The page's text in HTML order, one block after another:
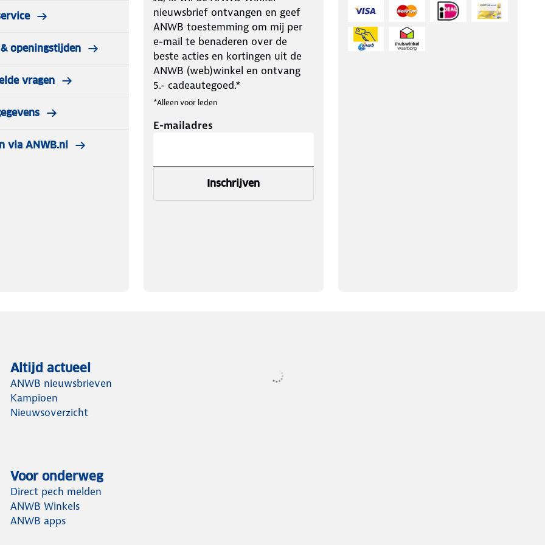
Ion batterij (output hoger dan 8A)
afdichtring en clip
openingstijden
vragen
via ANWB.nl
nieuwsbrief ontvangen en geef
ANWB toestemming om mij per
e-mail te benaderen over de
beste acties en kortingen uit de
ANWB (web)winkel en ontvang
5.- cadeautegoed.*
*Alleen voor leden
E-mailadres
Inschrijven
Altijd actueel
ANWB nieuwsbrieven
Kampioen
Nieuwsoverzicht
Voor onderweg
Direct pech melden
ANWB Winkels
ANWB apps